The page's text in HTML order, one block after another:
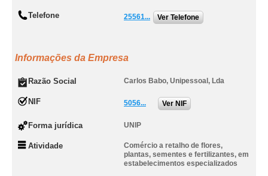
Telefone 25561... Ver Telefone
Informações da Empresa
Razão Social Carlos Babo, Unipessoal, Lda
NIF 5056... Ver NIF
Forma jurídica UNIP
Atividade
Comércio a retalho de flores,
plantas, sementes e fertilizantes, em
estabelecimentos especializados